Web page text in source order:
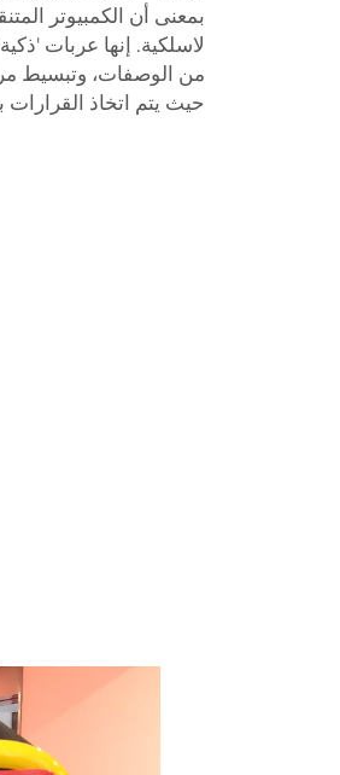
بمعنى أن الكمبيوتر
لاسلكية. إنها عربات
من الوصفات، وتبسيط
حيث يتم اتخاذ القرارات